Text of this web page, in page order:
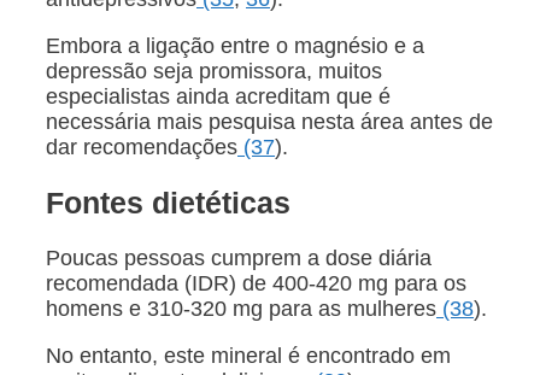
Embora a ligação entre o magnésio e a
depressão seja promissora, muitos
especialistas ainda acreditam que é
necessária mais pesquisa nesta área antes de
dar recomendações (37).
Fontes dietéticas
Poucas pessoas cumprem a dose diária
recomendada (IDR) de 400-420 mg para os
homens e 310-320 mg para as mulheres (38).
No entanto, este mineral é encontrado em